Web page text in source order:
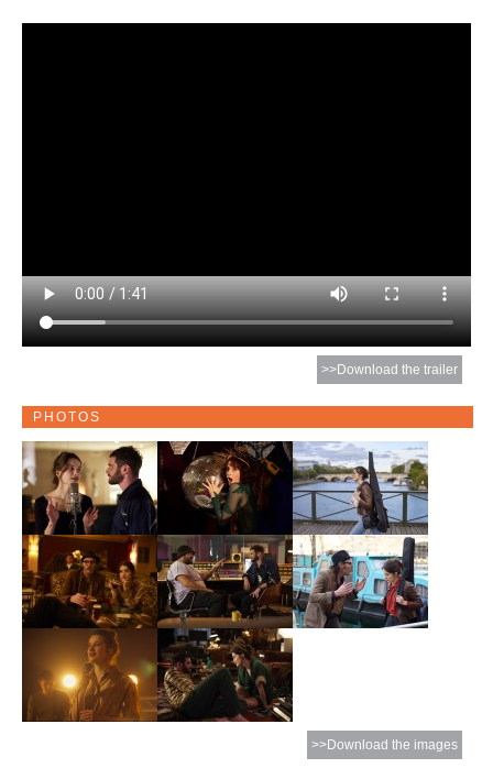
>>Download the trailer
PHOTOS
>>Download the images